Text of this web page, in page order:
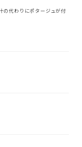
の代わりにポタージュが付